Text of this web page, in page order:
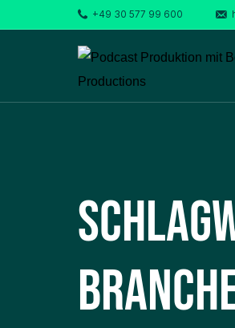
+49 30 577 99 600